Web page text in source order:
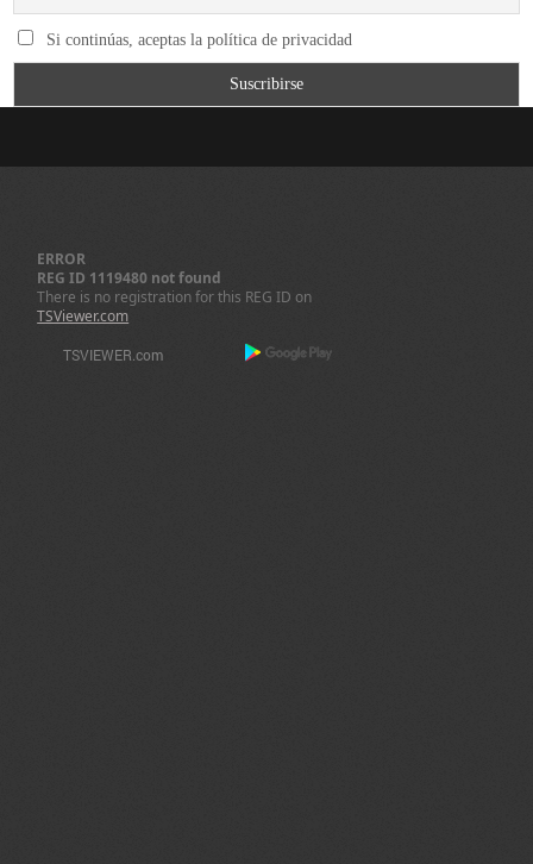
Si continúas, aceptas la política de privacidad
ERROR
REG ID 1119480 not found
There is no registration for this REG ID on
TSViewer.com